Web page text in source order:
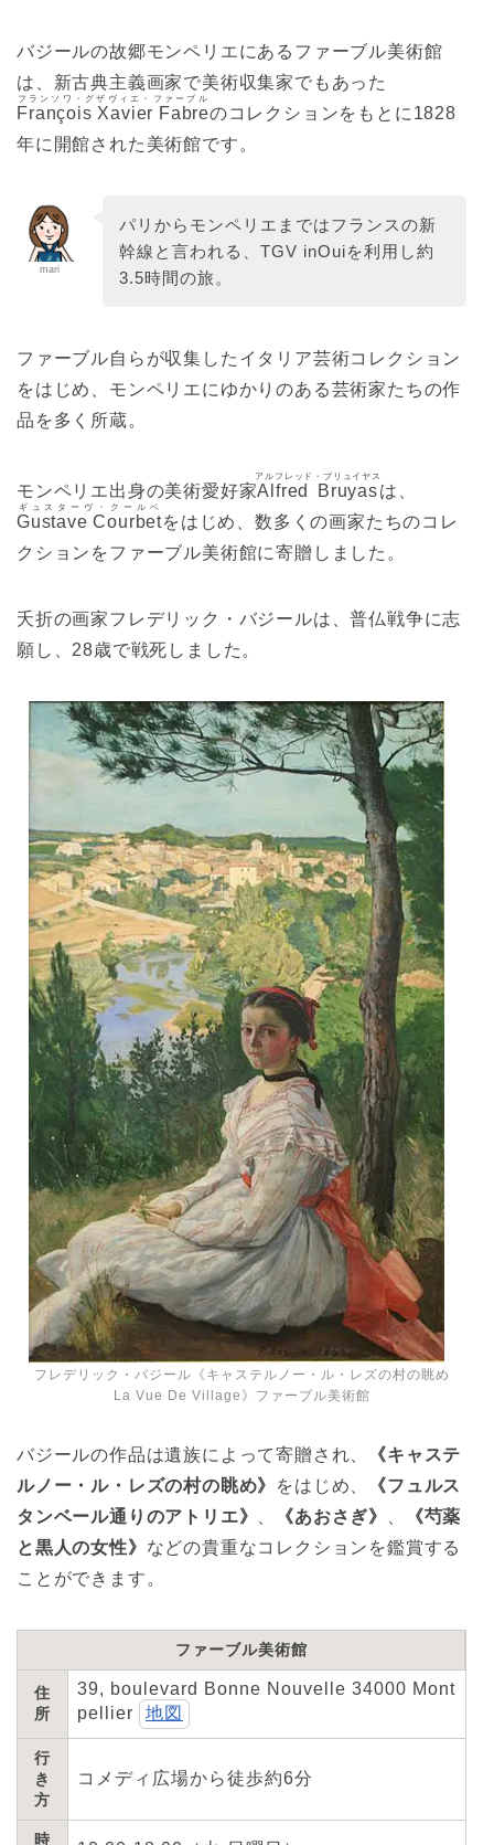
バジールの故郷モンペリエにあるファーブル美術館
は、新古典主義画家で美術収集家でもあった
François Xavier Fabre
フランソワ・グザヴィエ・ファーブル
のコレクションをもとに1828
年に開館された美術館です。
mari
パリからモンペリエまではフランスの新
幹線と言われる、TGV inOuiを利用し約
3.5時間の旅。
ファーブル自らが収集したイタリア芸術コレクション
をはじめ、モンペリエにゆかりのある芸術家たちの作
品を多く所蔵。
モンペリエ出身の美術愛好家Alfred Bruyas
アルフレッド・ブリュイヤス
は、
Gustave Courbet
ギュスターヴ・クールベ
をはじめ、数多くの画家たちのコレ
クションをファーブル美術館に寄贈しました。
夭折の画家フレデリック・バジールは、普仏戦争に志
願し、28歳で戦死しました。
フレデリック・バジール《キャステルノー・ル・レズの村の眺め
La Vue De Village》ファーブル美術館
バジールの作品は遺族によって寄贈され、
《キャステ
ルノー・ル・レズの村の眺め》
をはじめ、
《フュルス
タンベール通りのアトリエ》 、 《あおさぎ》 、
《芍薬
と黒人の女性》 などの貴重なコレクションを鑑賞する
ことができます。
ファーブル美術館
住
所
39, boulevard Bonne Nouvelle 34000 Mont
pellier
地図
行
き
方
コメディ広場から徒歩約6分
時